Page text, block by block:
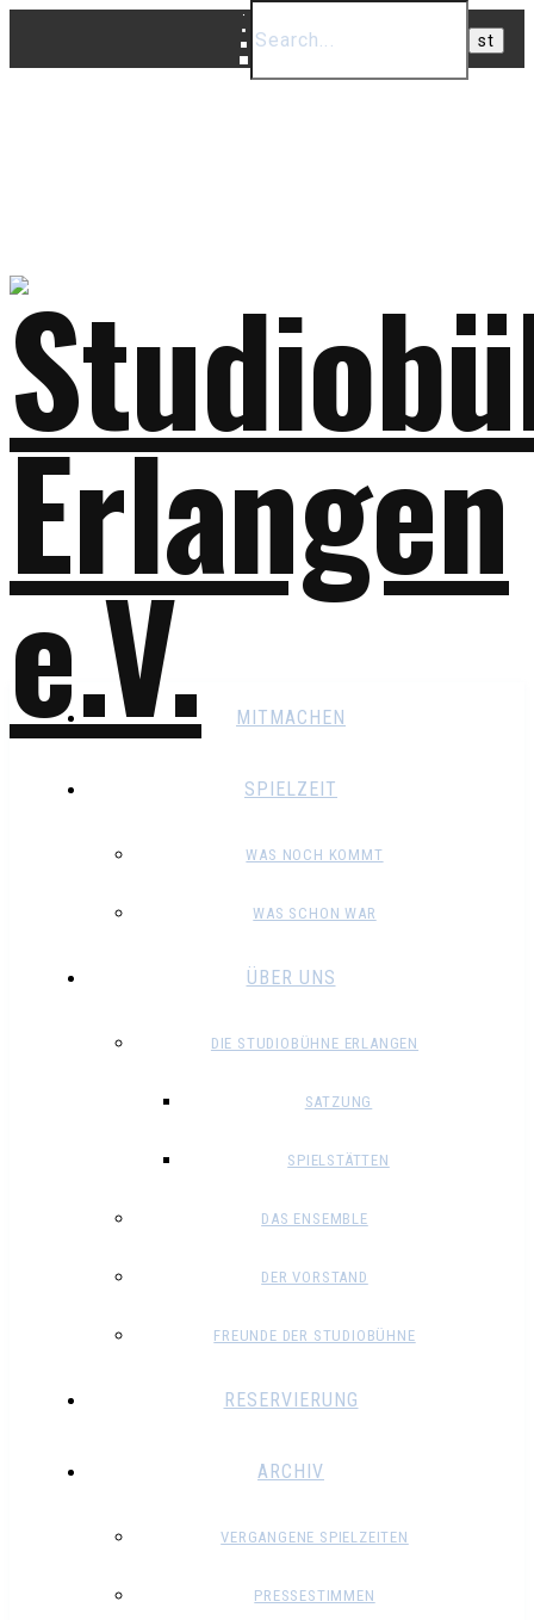
MITMACHEN
SPIELZEIT
WAS NOCH KOMMT
WAS SCHON WAR
ÜBER UNS
DIE STUDIOBÜHNE ERLANGEN
SATZUNG
SPIELSTÄTTEN
DAS ENSEMBLE
DER VORSTAND
FREUNDE DER STUDIOBÜHNE
RESERVIERUNG
ARCHIV
VERGANGENE SPIELZEITEN
PRESSESTIMMEN